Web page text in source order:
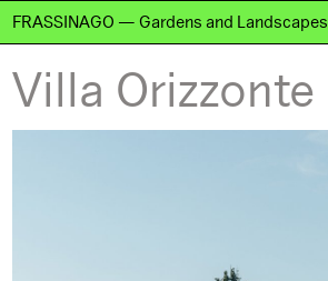
FRASSINAGO — Gardens and Landscapes
Villa Orizzonte